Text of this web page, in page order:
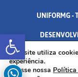
Abrir a
UNIFORMG -
AV. DR. ARNALDO DE
Este site utiliza
experiência.
Acesse nossa Política